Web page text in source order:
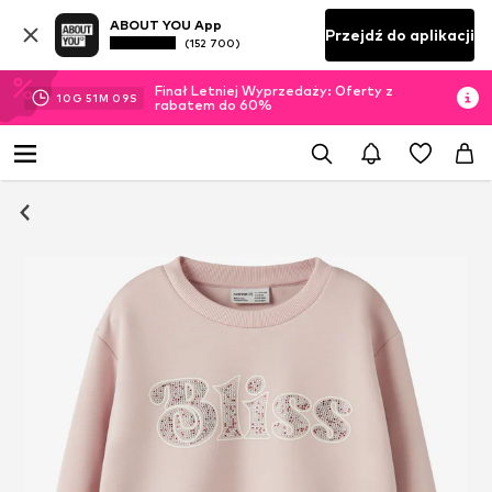
ABOUT YOU App
(152 700) Przejdź do aplikacji
10 G 51M 08S
Finał Letniej Wyprzedaży: Oferty z
rabatem do 60%